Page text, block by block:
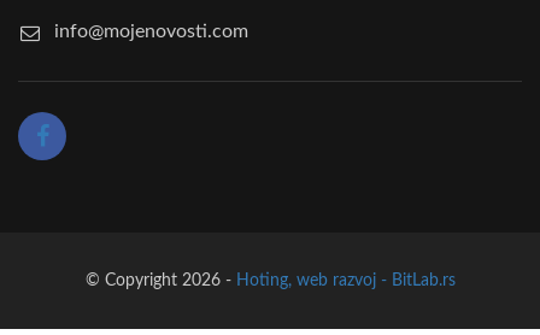
info@mojenovosti.com
© Copyright 2026 - Hoting, web razvoj - BitLab.rs